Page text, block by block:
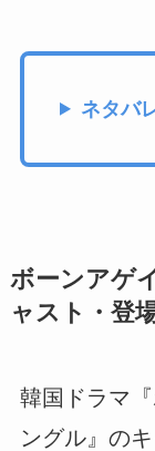
ネタバ
ボーンアゲ
ャスト・登
韓国ドラマ
ングル』の